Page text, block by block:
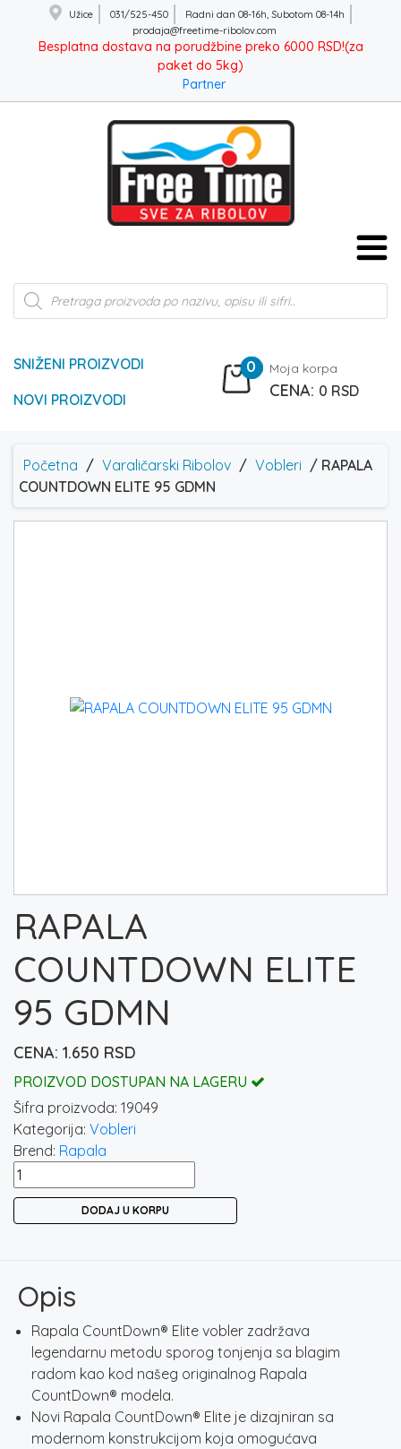
Užice 031/525-450
Radni dan 08-16h, Subotom 08-14h
prodaja@freetime-ribolov.com
Besplatna dostava na porudžbine preko 6000 RSD!(za
paket do 5kg)
Partner
Products
search
SNIŽENI PROIZVODI
NOVI PROIZVODI
0 Moja korpa
0 RSD
Početna / Varaličarski Ribolov / Vobleri / RAPALA
COUNTDOWN ELITE 95 GDMN
RAPALA
COUNTDOWN ELITE
95 GDMN
1.650 RSD
PROIZVOD DOSTUPAN NA LAGERU
Šifra proizvoda: 19049
Kategorija: Vobleri
Brend: Rapala
RAPALA
COUNTDOWN
DODAJ U KORPU
Opis
Rapala CountDown® Elite vobler zadržava
legendarnu metodu sporog tonjenja sa blagim
radom kao kod našeg originalnog Rapala
CountDown® modela.
Novi Rapala CountDown® Elite je dizajniran sa
modernom konstrukcijom koja omogućava